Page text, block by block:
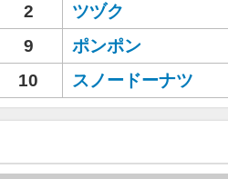
2 ツヅク
9 ポンポン
10 スノードーナツ